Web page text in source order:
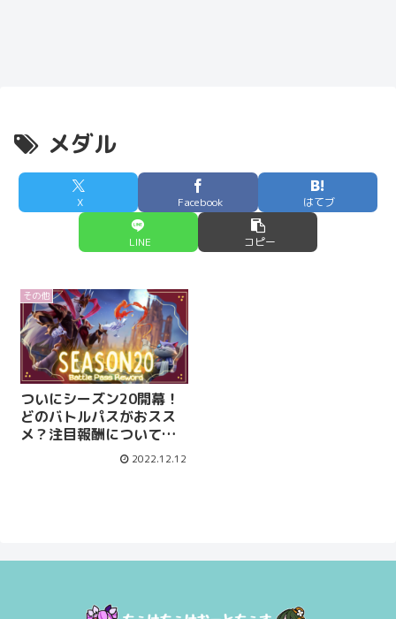
メダル
X Facebook はてブ
LINE コピー
その他
ついにシーズン20開幕！
どのバトルパスがおスス
メ？注目報酬について紹
介【オートチェス攻略速
報 / AutoChess Radio】
2022.12.12